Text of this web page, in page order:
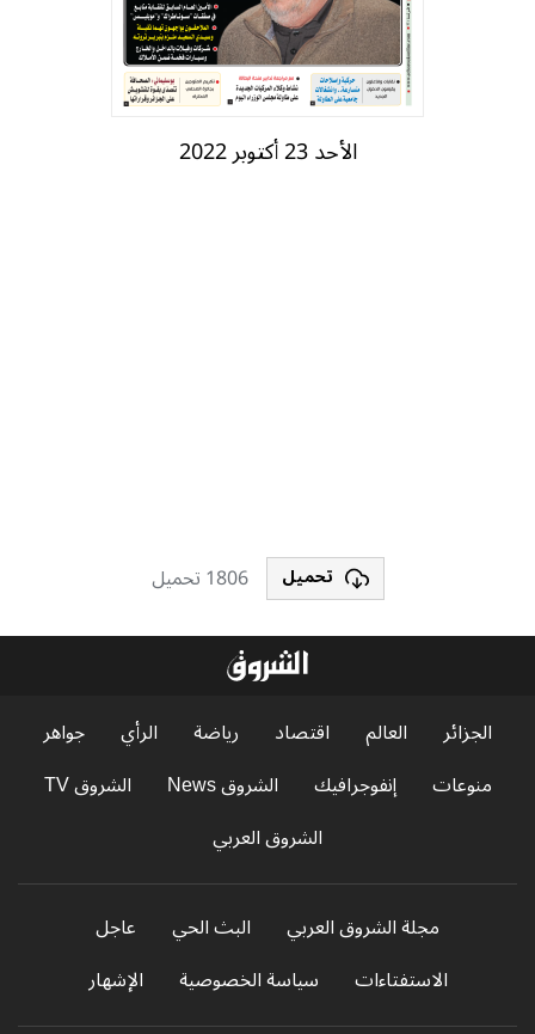
الأحد 23 أكتوبر 2022
تحميل 1806 تحميل
الجزائر العالم اقتصاد رياضة الرأي
جواهر
منوعات
إنفوجرافيك الشروق News
الشروق TV
الشروق العربي
مجلة الشروق العربي البث الحي
عاجل
الاستفتاءات
سياسة الخصوصية الإشهار